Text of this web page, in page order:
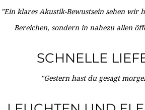
"Ein klares Akustik-Bewustsein sehen wir
Bereichen, sondern in nahezu allen
SCHNELLE
"Gestern hast du gesagt